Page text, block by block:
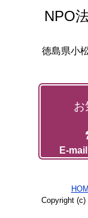
NPO
徳島県小
お
E-
Copyright (c)